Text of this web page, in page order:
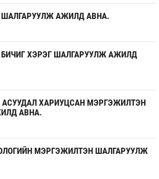
ШАЛГАРУУЛЖ АЖИЛД АВНА.
ХЭРЭГ ШАЛГАРУУЛЖ АЖИЛД
АСУУДАЛ ХАРИУЦСАН МЭРГЭЖИЛТЭН
АВНА.
МЭРГЭЖИЛТЭН ШАЛГАРУУЛЖ